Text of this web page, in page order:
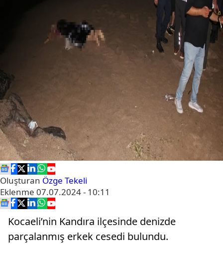
Oluşturan Özge Tekeli
Eklenme 07.07.2024 - 10:11
Kocaeli’nin Kandıra ilçesinde denizde
parçalanmış erkek cesedi bulundu.